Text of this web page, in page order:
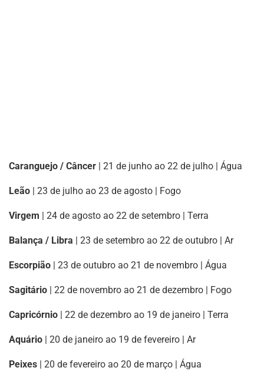
Caranguejo / Câncer | 21 de junho ao 22 de julho | Água
Leão | 23 de julho ao 23 de agosto | Fogo
Virgem | 24 de agosto ao 22 de setembro | Terra
Balança / Libra | 23 de setembro ao 22 de outubro | Ar
Escorpião | 23 de outubro ao 21 de novembro | Água
Sagitário | 22 de novembro ao 21 de dezembro | Fogo
Capricórnio | 22 de dezembro ao 19 de janeiro | Terra
Aquário | 20 de janeiro ao 19 de fevereiro | Ar
Peixes | 20 de fevereiro ao 20 de março | Água